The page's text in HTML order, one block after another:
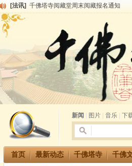
[法讯] 清明节祭祖报恩地藏法会
[法讯]
2015-3-26师父于法堂对大众的开示
广东千佛塔寺云门佛学院女众部 2016
[法讯]
恭请海涛法师莅临千佛塔寺弘法
[法讯] 2014年七月大法会 祈福息灾地藏七
[法讯]
千佛塔寺云门佛学院女众部2014年招
[法讯]
千佛塔寺兴建佛学院综合大楼缘起
[法讯]
共赴华藏世界 进入最后七天倒计时 殊
[法讯] 千佛塔寺阅藏堂周末阅藏报名通知
新闻
图片 音乐 下
首页 最新动态 千佛塔寺 千佛